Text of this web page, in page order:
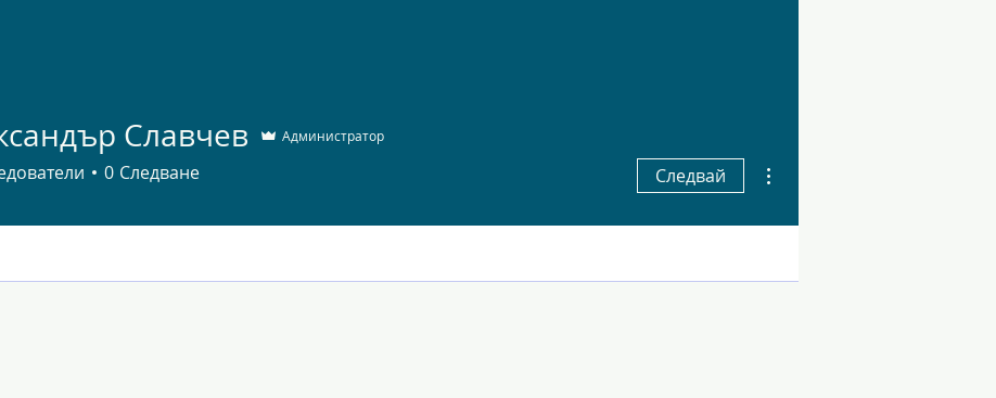
Славчев Администратор
0 Следване Следвай